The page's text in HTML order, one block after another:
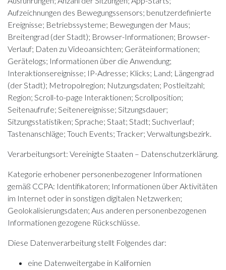
Aufzeichnungen des Bewegungssensors; benutzerdefinierte
Ereignisse; Betriebssysteme; Bewegungen der Maus;
Breitengrad (der Stadt); Browser-Informationen; Browser-
Verlauf; Daten zu Videoansichten; Geräteinformationen;
Gerätelogs; Informationen über die Anwendung;
Interaktionsereignisse; IP-Adresse; Klicks; Land; Längengrad
(der Stadt); Metropolregion; Nutzungsdaten; Postleitzahl;
Region; Scroll-to-page Interaktionen; Scrollposition;
Seitenaufrufe; Seitenereignisse; Sitzungsdauer;
Sitzungsstatistiken; Sprache; Staat; Stadt; Suchverlauf;
Tastenanschläge; Touch Events; Tracker; Verwaltungsbezirk.
Verarbeitungsort: Vereinigte Staaten – Datenschutzerklärung.
Kategorie erhobener personenbezogener Informationen
gemäß CCPA: Identifikatoren; Informationen über Aktivitäten
im Internet oder in sonstigen digitalen Netzwerken;
Geolokalisierungsdaten; Aus anderen personenbezogenen
Informationen gezogene Rückschlüsse.
Diese Datenverarbeitung stellt Folgendes dar:
eine Datenweitergabe in Kalifornien